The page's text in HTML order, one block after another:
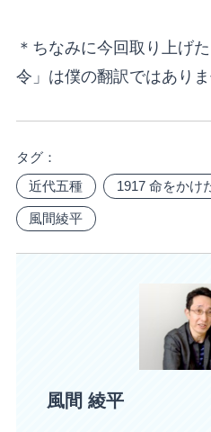
＊ちなみに今回取り上げ
令」は僕の翻訳ではありま
タグ：
近代五種
1917 命をかけ
風間綾平
風間 綾平